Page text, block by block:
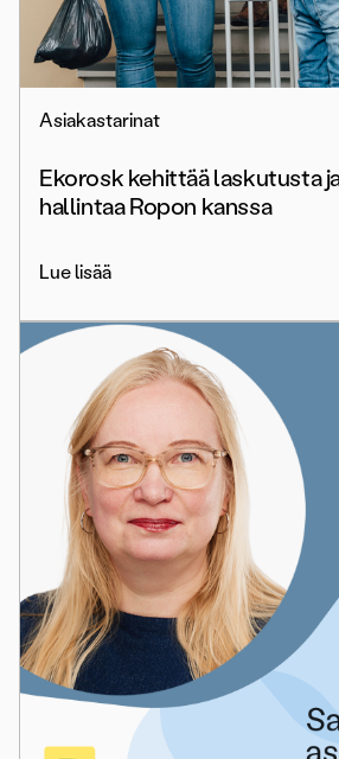
Asiakastarinat
Ekorosk kehittää laskutusta
hallintaa Ropon kanssa
Lue lisää